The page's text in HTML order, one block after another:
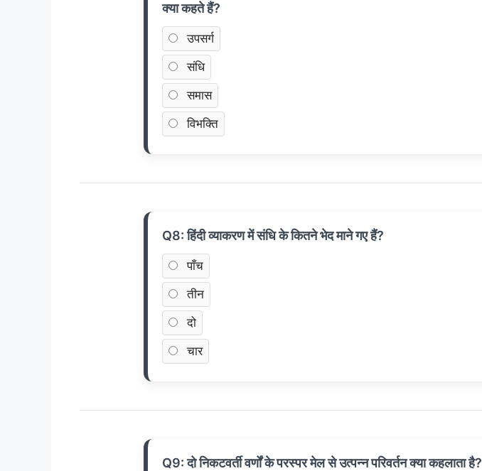
क्या कहते हैं?
उपसर्ग
संधि
समास
विभक्ति
Q8: हिंदी व्याकरण में संधि के कितने भेद माने गए हैं?
पाँच
तीन
दो
चार
Q9: दो निकटवर्ती वर्णों के परस्पर मेल से उत्पन्न परिवर्तन क्या कहलाता है?